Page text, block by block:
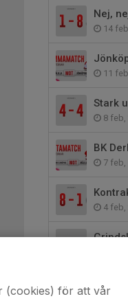
Nej,
14
11
Stark
8 feb,
BK
7 feb,
4 feb,
30 jan,
(cookies) för att vår